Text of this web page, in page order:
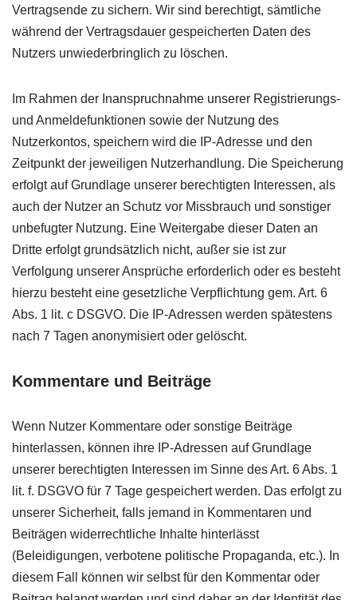
Vertragsende zu sichern. Wir sind berechtigt, sämtliche
während der Vertragsdauer gespeicherten Daten des
Nutzers unwiederbringlich zu löschen.
Im Rahmen der Inanspruchnahme unserer Registrierungs-
und Anmeldefunktionen sowie der Nutzung des
Nutzerkontos, speichern wird die IP-Adresse und den
Zeitpunkt der jeweiligen Nutzerhandlung. Die Speicherung
erfolgt auf Grundlage unserer berechtigten Interessen, als
auch der Nutzer an Schutz vor Missbrauch und sonstiger
unbefugter Nutzung. Eine Weitergabe dieser Daten an
Dritte erfolgt grundsätzlich nicht, außer sie ist zur
Verfolgung unserer Ansprüche erforderlich oder es besteht
hierzu besteht eine gesetzliche Verpflichtung gem. Art. 6
Abs. 1 lit. c DSGVO. Die IP-Adressen werden spätestens
nach 7 Tagen anonymisiert oder gelöscht.
Kommentare und Beiträge
Wenn Nutzer Kommentare oder sonstige Beiträge
hinterlassen, können ihre IP-Adressen auf Grundlage
unserer berechtigten Interessen im Sinne des Art. 6 Abs. 1
lit. f. DSGVO für 7 Tage gespeichert werden. Das erfolgt zu
unserer Sicherheit, falls jemand in Kommentaren und
Beiträgen widerrechtliche Inhalte hinterlässt
(Beleidigungen, verbotene politische Propaganda, etc.). In
diesem Fall können wir selbst für den Kommentar oder